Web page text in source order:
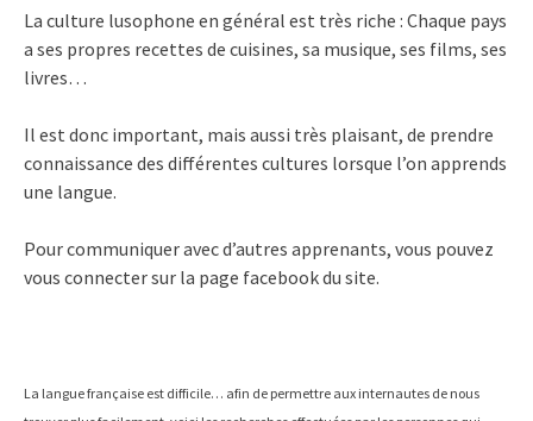
La culture lusophone en général est très riche : Chaque pays
a ses propres recettes de cuisines, sa musique, ses films, ses
livres…
Il est donc important, mais aussi très plaisant, de prendre
connaissance des différentes cultures lorsque l’on apprends
une langue.
Pour communiquer avec d’autres apprenants, vous pouvez
vous connecter sur la page facebook du site.
La langue française est difficile… afin de permettre aux internautes de nous